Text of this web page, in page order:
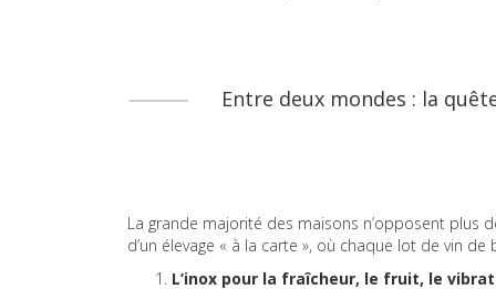
Entre deux mondes : la
La grande majorité des maisons n’opposent plus
d’un élevage « à la carte », où chaque lot de vin
L’inox pour la fraîcheur, le fruit, le